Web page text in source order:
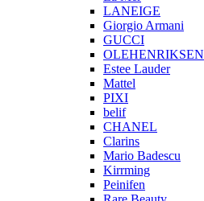
LANEIGE
Giorgio Armani
GUCCI
OLEHENRIKSEN
Estee Lauder
Mattel
PIXI
belif
CHANEL
Clarins
Mario Badescu
Kirrming
Peinifen